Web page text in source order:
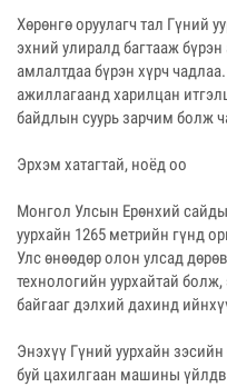
Хөрөнгө оруулагч тал Гүний
эхний улиралд багтааж
амлалтдаа бүрэн хүрч
ажиллагаанд харилцан
байдлын суурь зарчим болж
Эрхэм хатагтай, ноёд оо
Монгол Улсын Ерөнхий
уурхайн 1265 метрийн гүнд
Улс өнөөдөр олон улсад
технологийн уурхайтай
байгааг дэлхий дахинд
Энэхүү Гүний уурхайн
буй цахилгаан машины